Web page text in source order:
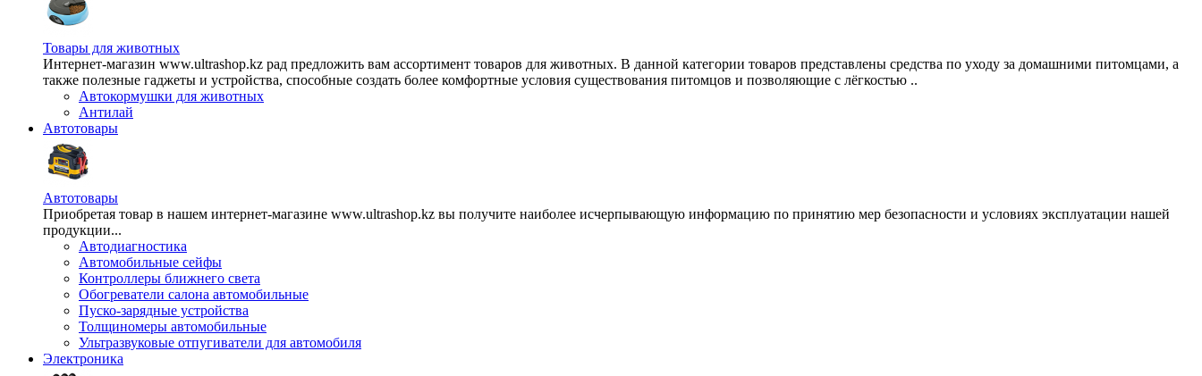
Товары для животных
Интернет-магазин www.ultrashop.kz рад предложить вам ассортимент товаров для животных. В данной категории товаров представлены средства по уходу за домашними питомцами, а
также полезные гаджеты и устройства, способные создать более комфортные условия существования питомцов и позволяющие с лёгкостью ..
Автокормушки для животных
Антилай
Автотовары
Автотовары
Приобретая товар в нашем интернет-магазине www.ultrashop.kz вы получите наиболее исчерпывающую информацию по принятию мер безопасности и условиях эксплуатации нашей
продукции...
Автодиагностика
Автомобильные сейфы
Контроллеры ближнего света
Обогреватели салона автомобильные
Пуско-зарядные устройства
Толщиномеры автомобильные
Ультразвуковые отпугиватели для автомобиля
Электроника